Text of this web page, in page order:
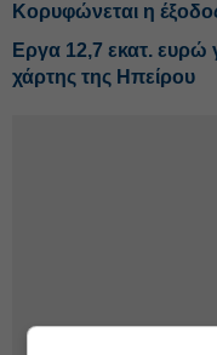
Κορυφώνεται η
Εργα 12,7 εκατ. ευρώ
χάρτης της Ηπείρου